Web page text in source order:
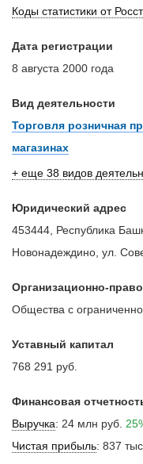
Коды статистики от
Дата регистрации
8 августа 2000 года
Вид деятельности
Торговля розничная
магазинах
+ еще 38 видов
Юридический адрес
453444, Республика
Новонадеждино, ул.
Организационно-
Общества с
Уставный капитал
768 291 руб.
Финансовая
Выручка: 24 млн руб.
Чистая прибыль: 837